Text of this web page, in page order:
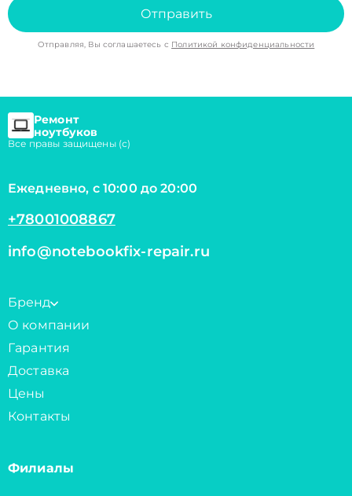
Отправить
Отправляя, Вы соглашаетесь с Политикой конфиденциальности
Ремонт
ноутбуков
Все правы защищены (с)
Ежедневно, с 10:00 до 20:00
+78001008867
info@notebookfix-repair.ru
Бренд
О компании
Гарантия
Доставка
Цены
Контакты
Филиалы